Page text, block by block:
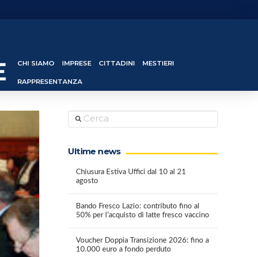
CHI SIAMO IMPRESE CITTADINI MESTIERI
RAPPRESENTANZA
Cerca
Ultime news
Chiusura Estiva Uffici dal 10 al 21
agosto
Bando Fresco Lazio: contributo fino al
50% per l’acquisto di latte fresco vaccino
Voucher Doppia Transizione 2026: fino a
10.000 euro a fondo perduto